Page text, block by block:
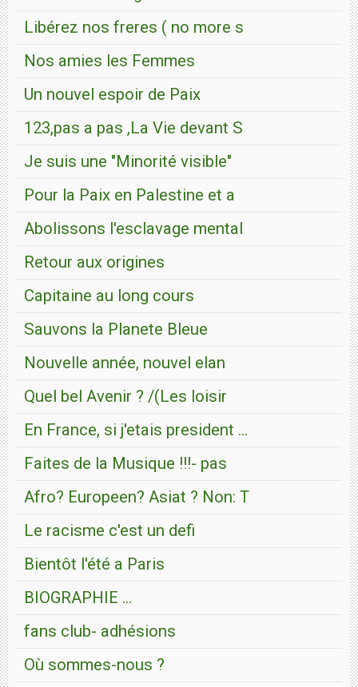
Libérez nos freres ( no more s
Nos amies les Femmes
Un nouvel espoir de Paix
123,pas a pas ,La Vie devant S
Je suis une "Minorité visible"
Pour la Paix en Palestine et a
Abolissons l'esclavage mental
Retour aux origines
Capitaine au long cours
Sauvons la Planete Bleue
Nouvelle année, nouvel elan
Quel bel Avenir ? /(Les loisir
En France, si j'etais president ...
Faites de la Musique !!!- pas
Afro? Europeen? Asiat ? Non: T
Le racisme c'est un defi
Bientôt l'été a Paris
BIOGRAPHIE ...
fans club- adhésions
Où sommes-nous ?